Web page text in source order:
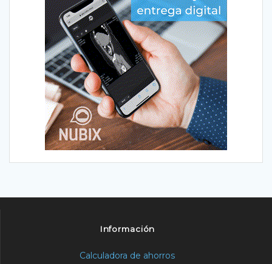
Información
Calculadora de ahorros